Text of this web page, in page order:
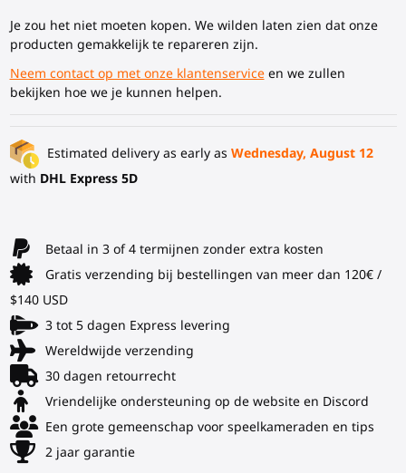
Je zou het niet moeten kopen. We wilden laten zien dat onze
producten gemakkelijk te repareren zijn.
Neem contact op met onze klantenserviceen we zullen
bekijken hoe we je kunnen helpen.
Estimated delivery as early as Wednesday, August 12
with DHL Express 5D
Betaal in 3 of 4 termijnen zonder extra kosten
Gratis verzending bij bestellingen van meer dan 120€ /
$140 USD
3 tot 5 dagen Express levering
Wereldwijde verzending
30 dagen retourrecht
Vriendelijke ondersteuning op de website en Discord
Een grote gemeenschap voor speelkameraden en tips
2 jaar garantie